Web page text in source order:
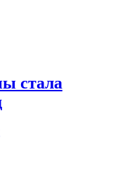
стала